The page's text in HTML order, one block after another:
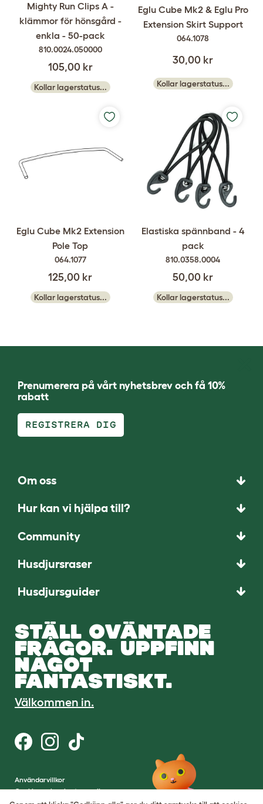
Mighty Run Clips A -
klämmor för hönsgård -
enkla - 50-pack
810.0024.050000
105,00 kr
Kollar lagerstatus...
Eglu Cube Mk2 & Eglu Pro
Extension Skirt Support
064.1078
30,00 kr
Kollar lagerstatus...
Eglu Cube Mk2 Extension
Pole Top
064.1077
125,00 kr
Kollar lagerstatus...
Elastiska spännband - 4
pack
810.0358.0004
50,00 kr
Kollar lagerstatus...
Prenumerera på vårt nyhetsbrev och få 10%
rabatt
REGISTRERA DIG
Om oss
Hur kan vi hjälpa till?
Community
Husdjursraser
Husdjursguider
STÄLL OVÄNTADE
FRÅGOR. UPPFINN
NÅGOT
FANTASTISKT.
Välkommen in.
Användarvillkor
Cookies och sekretesspolicy
Cookie Settings